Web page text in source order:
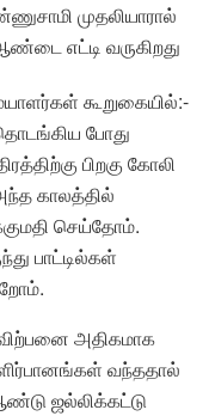
முதலியாரால்
எட்டி வருகிறது
கூறுகையில்:-
போது
பிறகு கோலி
காலத்தில்
செய்தோம்.
பாட்டில்கள்
அதிகமாக
வந்ததால்
ஜல்லிக்கட்டு